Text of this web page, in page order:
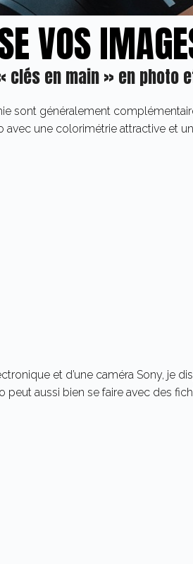
VOS
clés en main » en photo
sont généralement
avec une colorimétrie attractive et
et d’une caméra Sony, je
peut aussi bien se faire avec des